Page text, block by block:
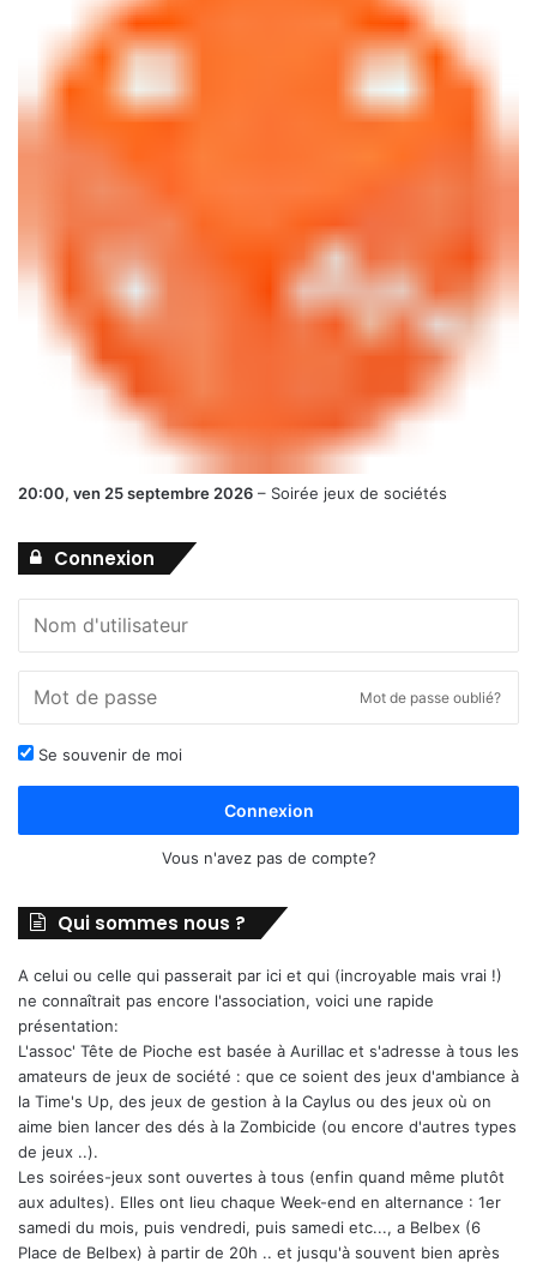
20:00, ven 25 septembre 2026 – Soirée jeux de sociétés
Connexion
Mot de passe oublié?
Se souvenir de moi
Connexion
Vous n'avez pas de compte?
Qui sommes nous ?
A celui ou celle qui passerait par ici et qui (incroyable mais vrai !)
ne connaîtrait pas encore l'association, voici une rapide
présentation:
L'assoc' Tête de Pioche est basée à Aurillac et s'adresse à tous les
amateurs de jeux de société : que ce soient des jeux d'ambiance à
la Time's Up, des jeux de gestion à la Caylus ou des jeux où on
aime bien lancer des dés à la Zombicide (ou encore d'autres types
de jeux ..).
Les soirées-jeux sont ouvertes à tous (enfin quand même plutôt
aux adultes). Elles ont lieu chaque Week-end en alternance : 1er
samedi du mois, puis vendredi, puis samedi etc..., a Belbex (6
Place de Belbex) à partir de 20h .. et jusqu'à souvent bien après